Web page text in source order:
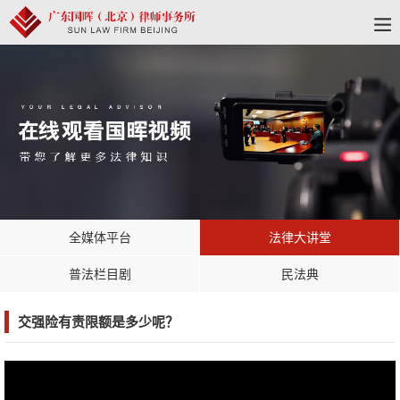
全媒体平台 法律大讲堂
普法栏目剧 民法典
交强险有责限额是多少呢？